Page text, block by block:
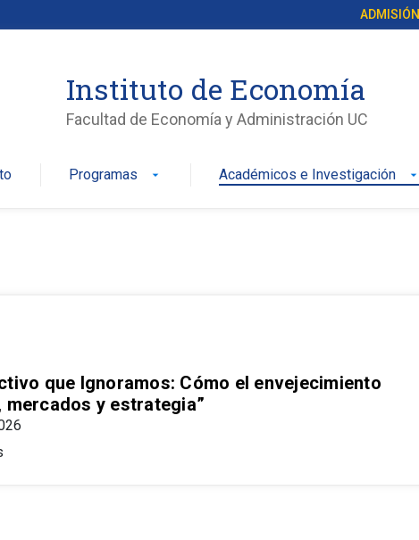
ADMISIÓN
Instituto de Economía
Facultad de Economía y Administración UC
Programas arrow_drop_down Académicos e Investigación arrow_drop_down
que Ignoramos: Cómo el envejecimiento
y estrategia”